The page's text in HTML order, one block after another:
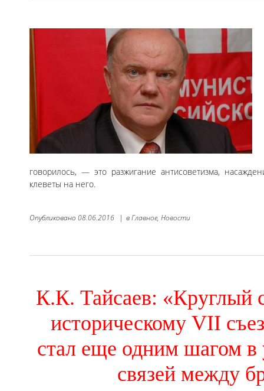
говорилось, — это разжигание антисоветизма,
клеветы на него.
Опубликовано 08.06.2016 | вГлавное, Новости
К.К. Тайсаев: «Круглый
историческому VII
стал еще одним шагом в
связей между